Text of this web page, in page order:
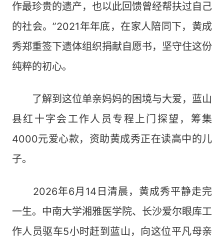
作最珍贵的遗产，也以此回馈曾经帮扶过自己
的社会。”2021年年底，在家人陪同下，黄成
秀郑重签下遗体组织捐献自愿书，坚守住这份
纯粹的初心。
了解到这位单亲妈妈的困境与大爱，蓝山
县红十字会工作人员专程上门探望，筹集
4000元爱心款，资助黄成秀正在读高中的儿
子。
2026年6月14日清晨，黄成秀平静走完
一生。中南大学湘雅医学院、长沙爱尔眼库工
作人员驱车5小时赶到蓝山，向这位平凡母亲